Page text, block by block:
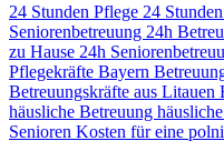
24 Stunden Pflege 24
Seniorenbetreuung 24h
zu Hause 24h
Pflegekräfte Bayern
Betreuungskräfte aus Litauen
häusliche Betreuung
Senioren Kosten für eine